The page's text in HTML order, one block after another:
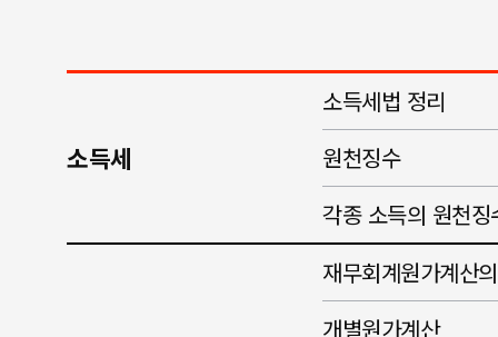
소득세
소득세법 정리
원천징수
각종 소득의 원천징
재무회계원가계산
개별원가계산